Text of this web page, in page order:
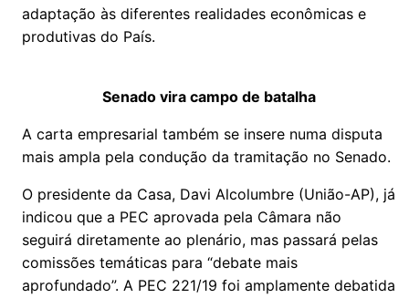
adaptação às diferentes realidades econômicas e
produtivas do País.
Senado vira campo de batalha
A carta empresarial também se insere numa disputa
mais ampla pela condução da tramitação no Senado.
O presidente da Casa, Davi Alcolumbre (União-AP), já
indicou que a PEC aprovada pela Câmara não
seguirá diretamente ao plenário, mas passará pelas
comissões temáticas para “debate mais
aprofundado”. A PEC 221/19 foi amplamente debatida